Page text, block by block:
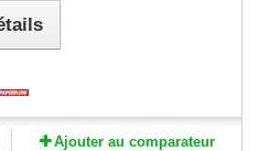
Ajouter au comparateur